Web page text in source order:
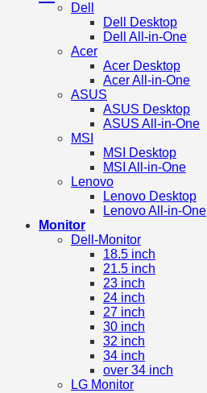
Dell
Dell Desktop
Dell All-in-One
Acer
Acer Desktop
Acer All-in-One
ASUS
ASUS Desktop
ASUS All-in-One
MSI
MSI Desktop
MSI All-in-One
Lenovo
Lenovo Desktop
Lenovo All-in-One
Monitor
Dell-Monitor
18.5 inch
21.5 inch
23 inch
24 inch
27 inch
30 inch
32 inch
34 inch
over 34 inch
LG Monitor